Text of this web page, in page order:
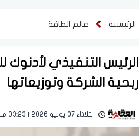
الرئيسية عالم الطاقة
ربحية الشركة وتوزيعاتها
الثلاثاء 07 يوليو 2026 | 03:23 مساءً